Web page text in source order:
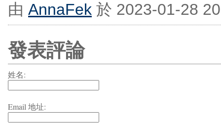
由 AnnaFek 於 2023-01-28
發表評論
姓名:
Email 地址: